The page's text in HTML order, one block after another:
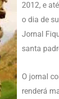
2012, e
o dia de
Jornal
santa
O jornal
renderá